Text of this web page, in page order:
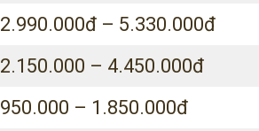
2.990.000đ – 5.330.000đ
2.150.000 – 4.450.000đ
950.000 – 1.850.000đ